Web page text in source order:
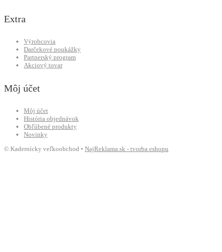
Extra
Výrobcovia
Darčekové poukážky
Partnerský program
Akciový tovar
Môj účet
Môj účet
História objednávok
Obľúbené produkty
Novinky
© Kadernícky veľkoobchod • NajReklama.sk - tvorba eshopu